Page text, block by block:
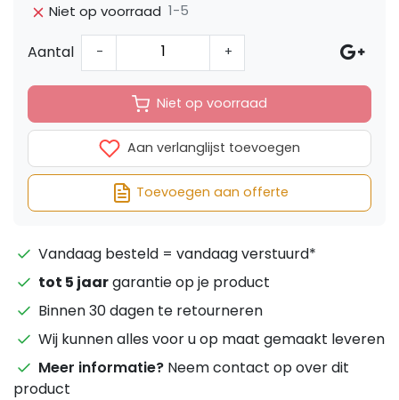
Niet op voorraad 1-5
Aantal - +
Niet op voorraad
Aan verlanglijst toevoegen
Toevoegen aan offerte
Vandaag besteld = vandaag verstuurd*
tot 5 jaargarantie op je product
Binnen 30 dagen te retourneren
Wij kunnen alles voor u op maat gemaakt leveren
Meer informatie? Neem contact op over dit
product